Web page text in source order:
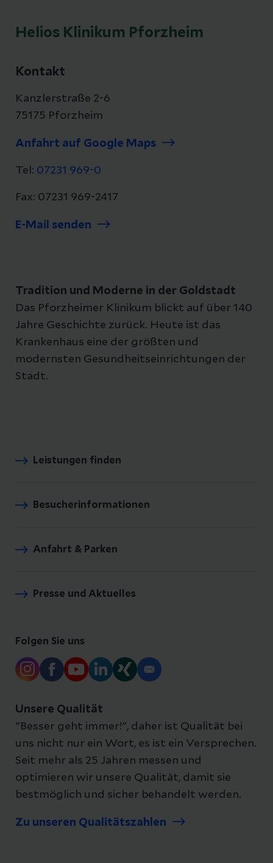
Helios Klinikum Pforzheim
Kontakt
Kanzlerstraße 2-6
75175 Pforzheim
Anfahrt auf Google Maps
Tel: 07231 969-0
Fax: 07231 969-2417
E-Mail senden
Tradition und Moderne in der Goldstadt
Das Pforzheimer Klinikum blickt auf über 140
Jahre Geschichte zurück. Heute ist das
Krankenhaus eine der größten und
modernsten Gesundheitseinrichtungen der
Stadt.
Leistungen finden
Besucherinformationen
Anfahrt & Parken
Presse und Aktuelles
Folgen Sie uns
Unsere Qualität
"Besser geht immer!", daher ist Qualität bei
uns nicht nur ein Wort, es ist ein Versprechen.
Seit mehr als 25 Jahren messen und
optimieren wir unsere Qualität, damit sie
bestmöglich und sicher behandelt werden.
Zu unseren Qualitätszahlen